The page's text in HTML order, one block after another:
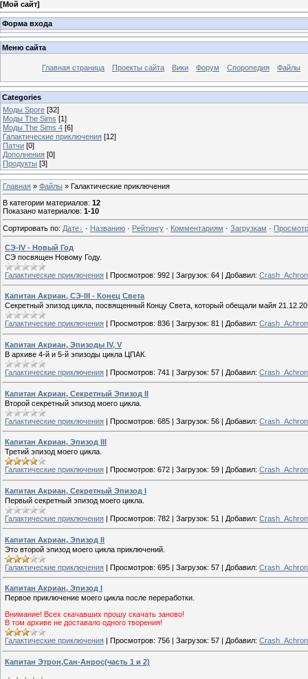
[Мой сайт]
Форма входа
Меню сайта
Главная страница Проекты сайта Вики Форум Споропедия Файлы
Categories
Моды Spore [32]
Моды The Sims [1]
Моды The Sims 4 [6]
Галактические приключения [12]
Патчи [0]
Дополнения [0]
Продукты [3]
Главная » Файлы » Галактические приключения
В категории материалов: 12
Показано материалов: 1-10
Сортировать по: Дате · Названию · Рейтингу · Комментариям · Загрузкам ·
СЭ-IV - Новый Год
СЭ посвящен Новому Году.
Галактические приключения | Просмотров: 992 | Загрузок: 64 | Добавил:
Капитан Акриан, СЭ-III - Конец Света
Секретный эпизод цикла, посвященный Концу Света, который обещали майя
Галактические приключения Просмотров: 836 Загрузок: 81 Добавил:
Капитан Акриан, Эпизоды IV, V
В архиве 4-й и 5-й эпизоды цикла ЦПАК.
Галактические приключения | Просмотров: 741 | Загрузок: 57 | Добавил:
Капитан Акриан, Секретный Эпизод II
Второй секретный эпизод моего цикла.
Галактические приключения | Просмотров: 685 | Загрузок: 56 | Добавил:
Капитан Акриан, Эпизод III
Третий эпизод моего цикла.
Галактические приключения Просмотров: 672 Загрузок: 59 Добавил:
Капитан Акриан, Секретный Эпизод I
Первый секретный эпизод моего цикла.
Галактические приключения | Просмотров: 782 | Загрузок: 51 | Добавил:
Капитан Акриан, Эпизод II
Это второй эпизод моего цикла приключений.
Галактические приключения | Просмотров: 695 | Загрузок: 57 | Добавил:
Капитан Акриан, Эпизод I
Первое приключение моего цикла после переработки.
Внимание! Всех скачавших прошу скачать заново!
В том архиве не доставало одного творения!
Галактические приключения | Просмотров: 756 | Загрузок: 57 | Добавил:
Капитан Этрон,Сан-Анрос(часть 1 и 2)